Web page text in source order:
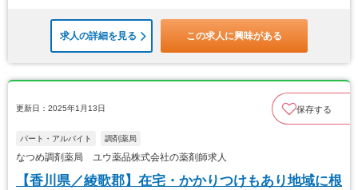
求人の詳細を見る この求人に興味がある
更新日：2025年1月13日 保存する
パート・アルバイト 調剤薬局
なつめ調剤薬局 ユウ薬品株式会社の薬剤師求人
【香川県／綾歌郡】在宅・かかりつけもあり地域に根